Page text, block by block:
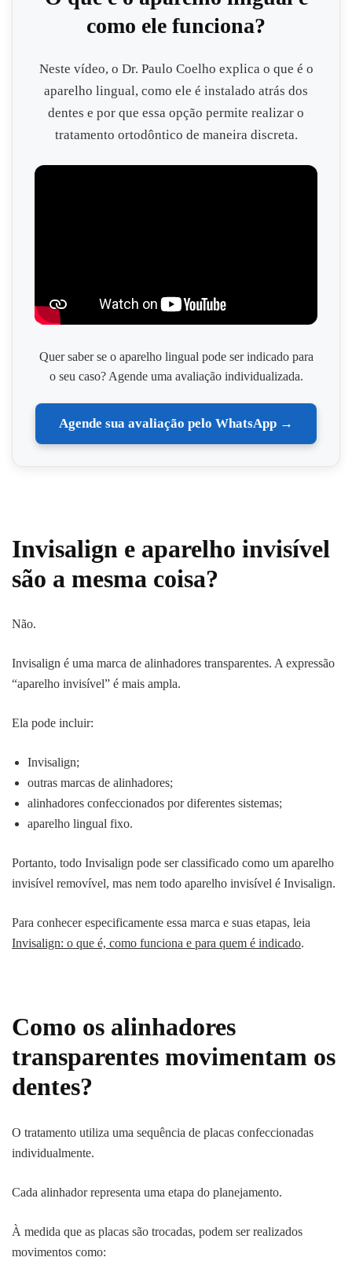
como ele funciona?
Neste vídeo, o Dr. Paulo Coelho explica o que é o
aparelho lingual, como ele é instalado atrás dos
dentes e por que essa opção permite realizar o
tratamento ortodôntico de maneira discreta.
Quer saber se o aparelho lingual pode ser indicado para
o seu caso? Agende uma avaliação individualizada.
Agende sua avaliação pelo WhatsApp →
Invisalign e aparelho invisível
são a mesma coisa?
Não.
Invisalign é uma marca de alinhadores transparentes. A expressão
“aparelho invisível” é mais ampla.
Ela pode incluir:
Invisalign;
outras marcas de alinhadores;
alinhadores confeccionados por diferentes sistemas;
aparelho lingual fixo.
Portanto, todo Invisalign pode ser classificado como um aparelho
invisível removível, mas nem todo aparelho invisível é Invisalign.
Para conhecer especificamente essa marca e suas etapas, leia
Invisalign: o que é, como funciona e para quem é indicado.
Como os alinhadores
transparentes movimentam os
dentes?
O tratamento utiliza uma sequência de placas confeccionadas
individualmente.
Cada alinhador representa uma etapa do planejamento.
À medida que as placas são trocadas, podem ser realizados
movimentos como: